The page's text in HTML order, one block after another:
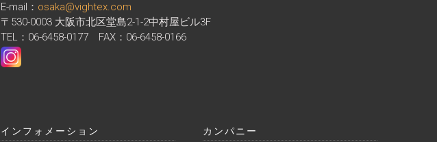
E-mail： osaka@vightex.com
〒530-0003 大阪市北区堂島2-1-2中村屋ビル3F
TEL：06-6458-0177 FAX：06-6458-0166
インフォメーション カンパニー